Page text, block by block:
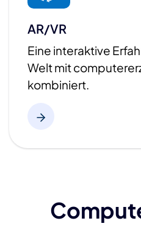
AR/VR
Eine interaktive
Welt mit
kombiniert.​